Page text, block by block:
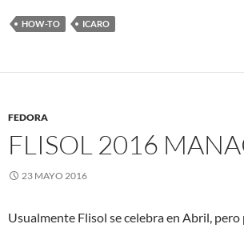
HOW-TO ICARO
FEDORA
FLISOL 2016
23 MAYO 2016
Usualmente Flisol se celebra en Abril,